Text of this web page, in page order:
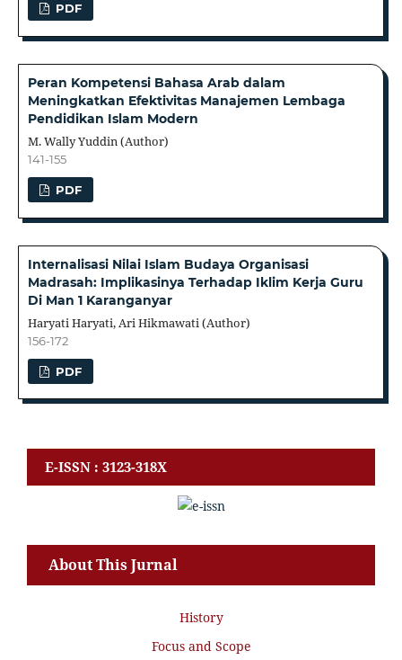
PDF
Peran Kompetensi Bahasa Arab dalam
Meningkatkan Efektivitas Manajemen Lembaga
Pendidikan Islam Modern
M. Wally Yuddin (Author)
141-155
PDF
Internalisasi Nilai Islam Budaya Organisasi
Madrasah: Implikasinya Terhadap Iklim Kerja Guru
Di Man 1 Karanganyar
Haryati Haryati, Ari Hikmawati (Author)
156-172
PDF
E-ISSN : 3123-318X
About This Jurnal
History
Focus and Scope